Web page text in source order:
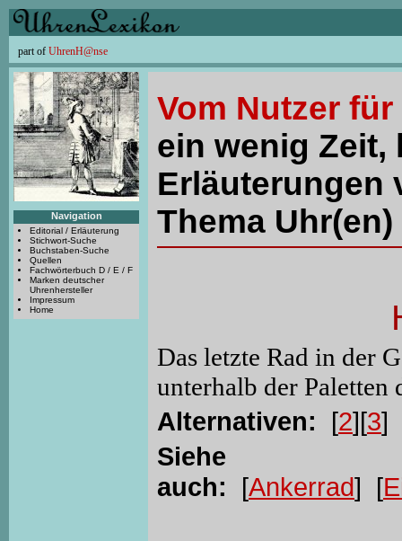
part of UhrenH@nse
Navigation
Editorial / Erläuterung
Stichwort-Suche
Buchstaben-Suche
Quellen
Fachwörterbuch D / E / F
Marken deutscher
Uhrenhersteller
Impressum
Home
Vom Nutzer
ein wenig Zeit,
Erläuterungen
Thema
Das letzte Rad in der
unterhalb der Paletten
Alternativen: [2][3]
Siehe
auch: [Ankerrad] [